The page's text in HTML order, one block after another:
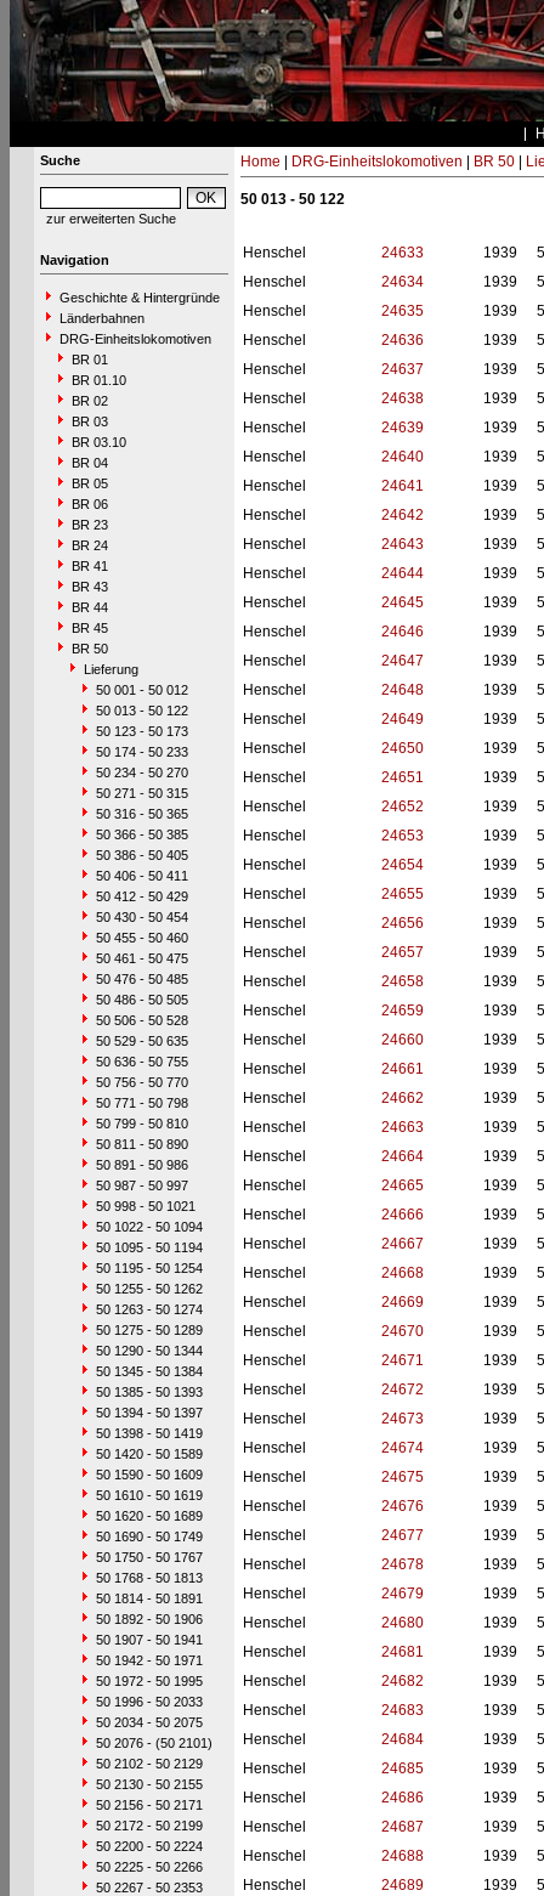
Suche
zur erweiterten Suche
Navigation
Geschichte & Hintergründe
Länderbahnen
DRG-Einheitslokomotiven
BR 01
BR 01.10
BR 02
BR 03
BR 03.10
BR 04
BR 05
BR 06
BR 23
BR 24
BR 41
BR 43
BR 44
BR 45
BR 50
Lieferung
50 001 - 50 012
50 013 - 50 122
50 123 - 50 173
50 174 - 50 233
50 234 - 50 270
50 271 - 50 315
50 316 - 50 365
50 366 - 50 385
50 386 - 50 405
50 406 - 50 411
50 412 - 50 429
50 430 - 50 454
50 455 - 50 460
50 461 - 50 475
50 476 - 50 485
50 486 - 50 505
50 506 - 50 528
50 529 - 50 635
50 636 - 50 755
50 756 - 50 770
50 771 - 50 798
50 799 - 50 810
50 811 - 50 890
50 891 - 50 986
50 987 - 50 997
50 998 - 50 1021
50 1022 - 50 1094
50 1095 - 50 1194
50 1195 - 50 1254
50 1255 - 50 1262
50 1263 - 50 1274
50 1275 - 50 1289
50 1290 - 50 1344
50 1345 - 50 1384
50 1385 - 50 1393
50 1394 - 50 1397
50 1398 - 50 1419
50 1420 - 50 1589
50 1590 - 50 1609
50 1610 - 50 1619
50 1620 - 50 1689
50 1690 - 50 1749
50 1750 - 50 1767
50 1768 - 50 1813
50 1814 - 50 1891
50 1892 - 50 1906
50 1907 - 50 1941
50 1942 - 50 1971
50 1972 - 50 1995
50 1996 - 50 2033
50 2034 - 50 2075
50 2076 - (50 2101)
50 2102 - 50 2129
50 2130 - 50 2155
50 2156 - 50 2171
50 2172 - 50 2199
50 2200 - 50 2224
50 2225 - 50 2266
50 2267 - 50 2353
Home DRG-Einheitslokomotiven BR 50|
50 013 - 50 122
Henschel 24633 1939
Henschel
24634 1939
Henschel
24635 1939
Henschel
24636 1939
Henschel
24637 1939
Henschel
24638 1939
Henschel
24639 1939
Henschel
24640 1939
Henschel
24641 1939
Henschel
24642 1939
Henschel
24643 1939
Henschel
24644 1939
Henschel
24645 1939
Henschel
24646 1939
Henschel
24647 1939
Henschel
24648 1939
Henschel
24649 1939
Henschel
24650 1939
Henschel
24651 1939
Henschel
24652 1939
Henschel
24653 1939
Henschel
24654 1939
Henschel
24655 1939
Henschel
24656 1939
Henschel
24657 1939
Henschel
24658 1939
Henschel
24659 1939
Henschel
24660 1939
Henschel
24661 1939
Henschel
24662 1939
Henschel
24663 1939
Henschel
24664 1939
Henschel
24665 1939
Henschel
24666 1939
Henschel
24667 1939
Henschel
24668 1939
Henschel
24669 1939
Henschel
24670 1939
Henschel
24671 1939
Henschel
24672 1939
Henschel
24673 1939
Henschel
24674 1939
Henschel
24675 1939
Henschel
24676 1939
Henschel
24677 1939
Henschel
24678 1939
Henschel
24679 1939
Henschel
24680 1939
Henschel
24681 1939
Henschel
24682 1939
Henschel
24683 1939
Henschel
24684 1939
Henschel
24685 1939
Henschel
24686 1939
Henschel
24687 1939
Henschel
24688 1939
Henschel
24689 1939